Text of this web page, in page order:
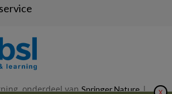
onderdeel vanSpringer Nature|